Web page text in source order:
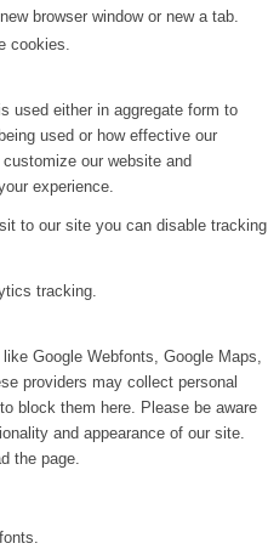
browser window or new a tab.
cookies.
used either in aggregate form to
used or how effective our
our website and
experience.
to our site you can disable tracking
tracking.
Google Webfonts, Google Maps,
providers may collect personal
block them here. Please be aware
and appearance of our site.
the page.